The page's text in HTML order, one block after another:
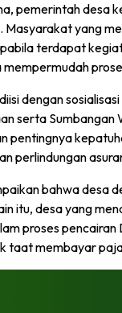
pemerintah desa
Masyarakat yang
terdapat
dengan
serta
pentingnya
perlindungan
bahwa desa
itu, desa yang
proses
taat membayar